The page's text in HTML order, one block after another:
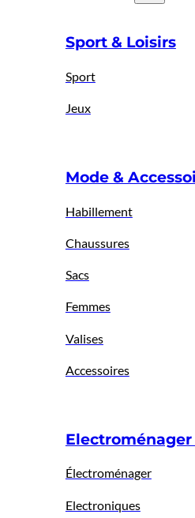
Sport & Loisirs
Sport
Jeux
Mode &
Habillement
Chaussures
Sacs
Femmes
Valises
Accessoires
Électroménager
Electroniques